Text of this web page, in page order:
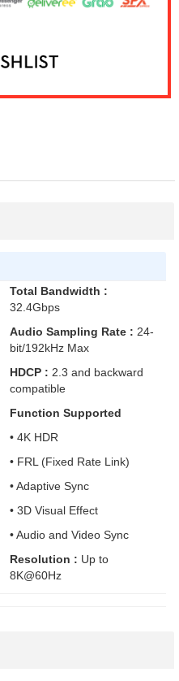
Total Bandwidth :
32.4Gbps
Audio Sampling Rate : 24-
bit/192kHz Max
HDCP : 2.3 and backward
compatible
Function Supported
• 4K HDR
• FRL (Fixed Rate Link)
• Adaptive Sync
• 3D Visual Effect
• Audio and Video Sync
Resolution : Up to
8K@60Hz